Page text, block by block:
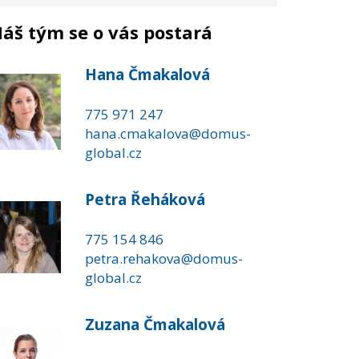
tým se o vás postará
Hana Čmakalová
775 971 247
hana.cmakalova@domus-
global.cz
Petra Řeháková
775 154 846
petra.rehakova@domus-
global.cz
Zuzana Čmakalová